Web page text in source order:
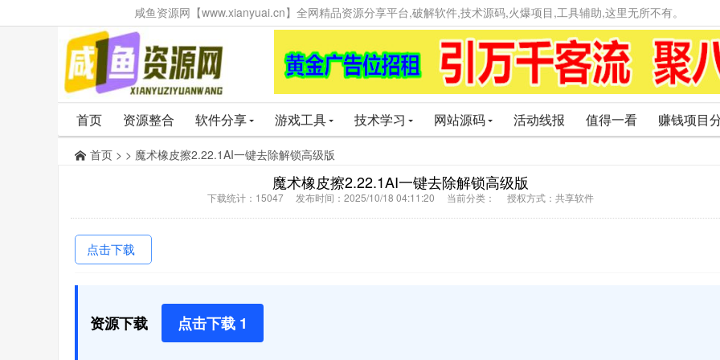
咸鱼资源网【www.xianyuai.cn】全网精品资源分享平台,破解软件,技术源码,火爆项目,工具辅助,这里无所不有。
首页 资源整合 软件分享 游戏工具 技术学习 网站源码 活动线报 值得一看 赚钱项目
首页 > > 魔术橡皮擦2.22.1AI一键去除解锁高级版
魔术橡皮擦2.22.1AI一键去除解锁高级版
下载统计：15047 发布时间：2025/10/18 04:11:20 当前分类： 授权方式：共享软件
点击下载
资源下载 点击下载 1